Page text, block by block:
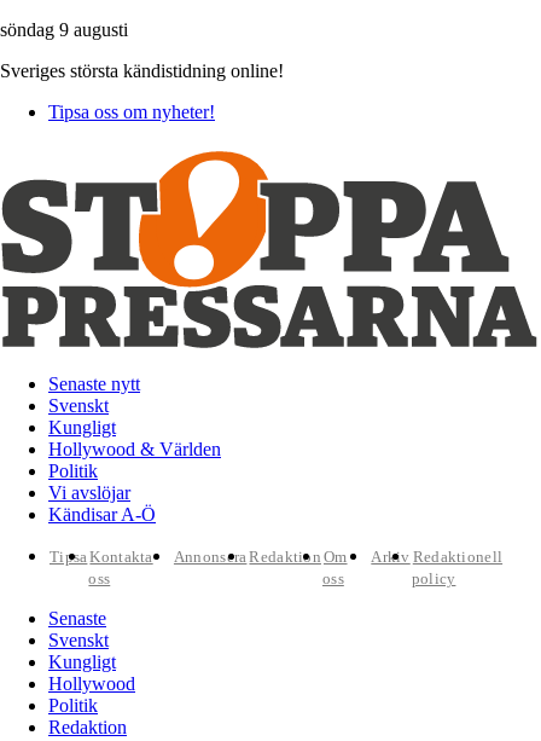
söndag 9 augusti
Sveriges största kändistidning online!
Tipsa oss om nyheter!
Senaste nytt
Svenskt
Kungligt
Hollywood & Världen
Politik
Vi avslöjar
Kändisar A-Ö
TipsaKontakta
oss
AnnonseraRedaktion Om
oss
Arkiv Redaktionell
policy
Senaste
Svenskt
Kungligt
Hollywood
Politik
Redaktion